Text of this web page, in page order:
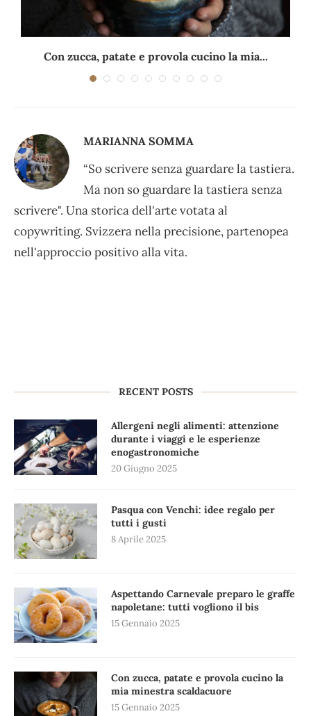
Con zucca, patate e provola cucino la mia...
MARIANNA SOMMA
“So scrivere senza guardare la tastiera.
Ma non so guardare la tastiera senza
scrivere". Una storica dell'arte votata al
copywriting. Svizzera nella precisione, partenopea
nell'approccio positivo alla vita.
RECENT POSTS
Allergeni negli alimenti: attenzione
durante i viaggi e le esperienze
enogastronomiche
20 Giugno 2025
Pasqua con Venchi: idee regalo per
tutti i gusti
8 Aprile 2025
Aspettando Carnevale preparo le graffe
napoletane: tutti vogliono il bis
15 Gennaio 2025
Con zucca, patate e provola cucino la
mia minestra scaldacuore
15 Gennaio 2025